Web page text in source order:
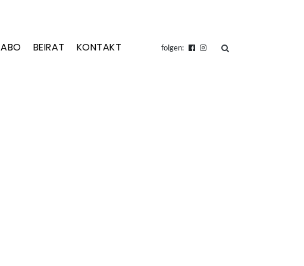
ABO BEIRAT KONTAKT folgen: suchen